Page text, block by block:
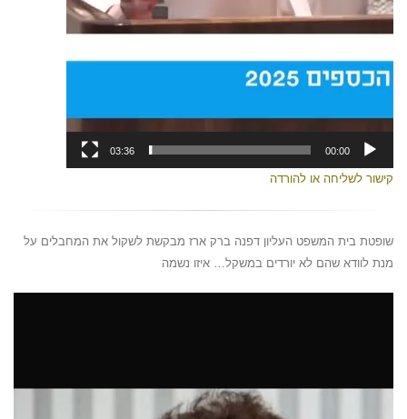
00:00
03:36
קישור לשליחה או להורדה
שופטת בית המשפט העליון דפנה ברק ארז מבקשת לשקול את המחבלים על
מנת לוודא שהם לא יורדים במשקל… איזו נשמה